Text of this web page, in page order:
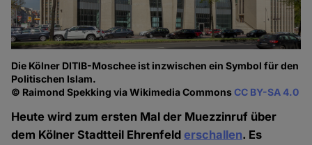
Die Kölner DITIB-Moschee ist inzwischen ein Symbol für den
Politischen Islam.
© Raimond Spekking via Wikimedia CommonsCC BY-SA 4.0
Heute wird zum ersten Mal der Muezzinruf über
dem Kölner Stadtteil Ehrenfelderschallen. Es